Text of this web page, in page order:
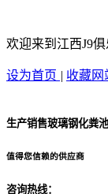
欢迎来到江西J9
设为首页 | 收藏网
生产销售玻璃钢化粪池
值得您信赖的供应商
咨询热线：